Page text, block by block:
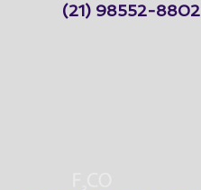
(21) 98552-8802